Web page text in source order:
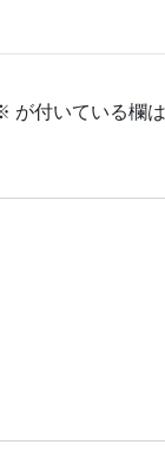
が付いている欄